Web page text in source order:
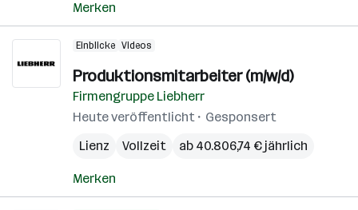
Merken
Einblicke Videos
Produktionsmitarbeiter (m/w/d)
Firmengruppe Liebherr
Heute veröffentlicht
Gesponsert
Lienz
Vollzeit ab 40.806,74 € jährlich
Merken